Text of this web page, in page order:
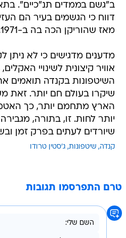
ב"גשם בממדים תנ"כיים".
דווח כי הגשמים בעיר הם
מאז שהוריקן הכה בה ב-1971.
מדענים מדגישים כי לא
אוויר קיצונית לשינויי
השיטפונות בקנדה תואמים
שיקרו בעולם חם יותר. זאת
הארץ מתחמם יותר, כך
יותר לחות. זו, בתורה,
שיורדים לעתים בפרק זמן
קנדה שיטפונות ג'סטין טרודו
טרם התפרסמו תגובות